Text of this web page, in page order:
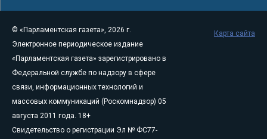
© «Парламентская газета», 2026 г.
Электронное периодическое издание
«Парламентская газета» зарегистрировано в
Федеральной службе по надзору в сфере
связи, информационных технологий и
массовых коммуникаций (Роскомнадзор) 05
августа 2011 года. 18+
Свидетельство о регистрации Эл № ФС77-
Карта сайта